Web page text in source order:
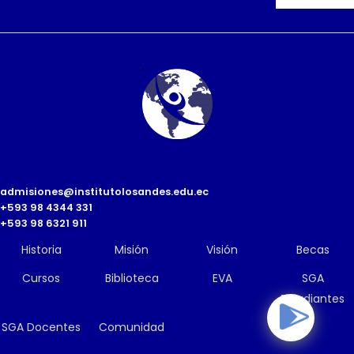
admisiones@institutolosandes.edu.ec
+593 98 4344 331
+593 98 6321 911
Historia Misión Visión
Becas
Cursos
Biblioteca EVA
SGA
Estudiantes
SGA Docentes
Comunidad